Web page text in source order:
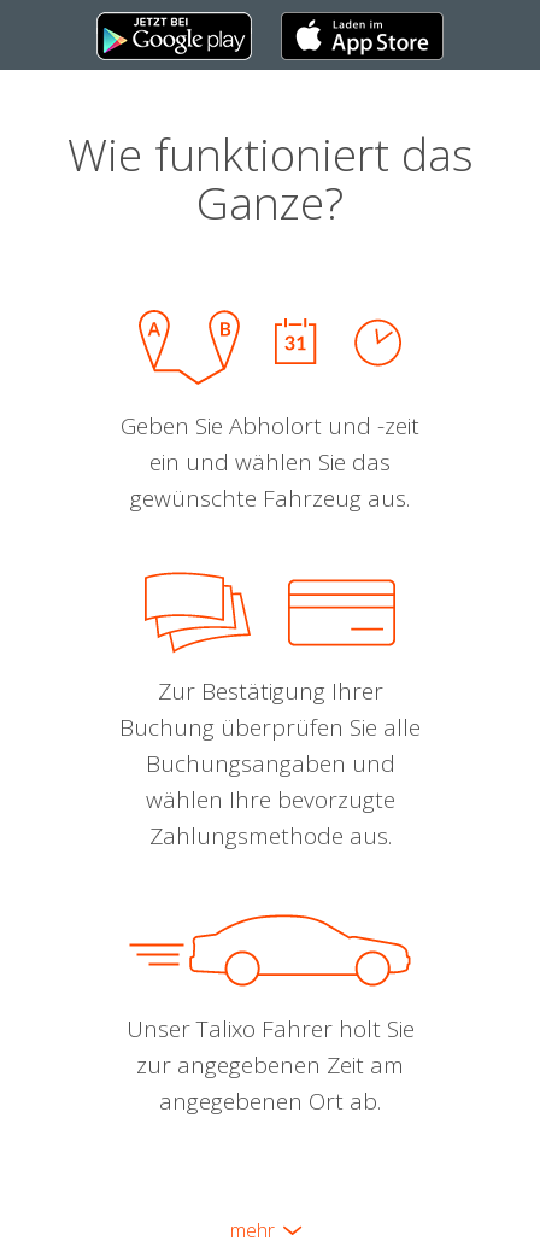
Wie funktioniert das
Ganze?
Geben Sie Abholort und -zeit
ein und wählen Sie das
gewünschte Fahrzeug aus.
Zur Bestätigung Ihrer
Buchung überprüfen Sie alle
Buchungsangaben und
wählen Ihre bevorzugte
Zahlungsmethode aus.
Unser Talixo Fahrer holt Sie
zur angegebenen Zeit am
angegebenen Ort ab.
mehr